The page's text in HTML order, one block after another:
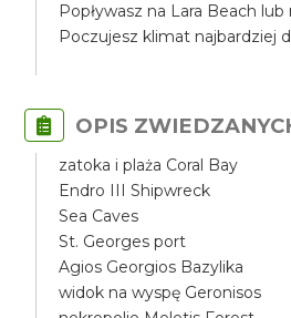
Popływasz na Lara Beach
Poczujesz klimat najbardziej
OPIS
zatoka i plaża Coral Bay
Endro III Shipwreck
Sea Caves
St. Georges port
Agios Georgios Bazylika
widok na wyspę Geronisos